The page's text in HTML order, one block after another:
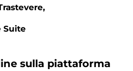
Suite
sulla piattaforma